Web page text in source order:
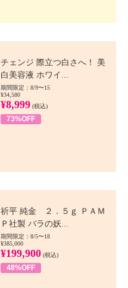
チェンジ 際立つ白さへ！ 美
白美容液 ホワイ...
期間限定：8/9〜15
¥34,580
¥8,999 (税込)
73%OFF
祈平 純金 ２．５ｇ ＰＡＭ
Ｐ社製 バラの妖...
期間限定：8/5〜18
¥385,000
¥199,900 (税込)
48%OFF